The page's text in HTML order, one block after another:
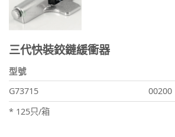
三代快裝鉸鏈緩衝器
型號
G73715
00200
* 125只/箱